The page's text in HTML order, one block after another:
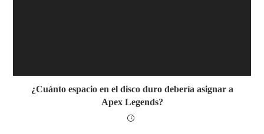
¿Cuánto espacio en el disco duro debería asignar a
Apex Legends?